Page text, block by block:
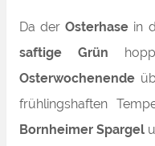
Da derOsterhase in
saftige Grün
Osterwochenende
frühlingshaften
Bornheimer Spargel